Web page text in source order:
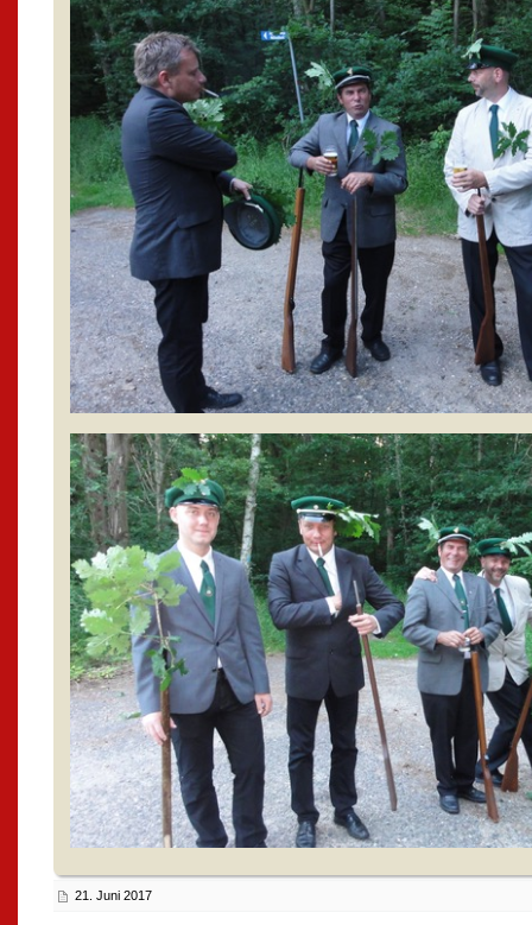
21. Juni 2017